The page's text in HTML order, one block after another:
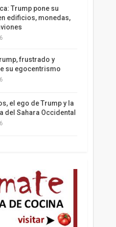
Trump pone su
edificios, monedas,
frustrado y
su egocentrismo
el ego de Trump y la
del Sahara Occidental